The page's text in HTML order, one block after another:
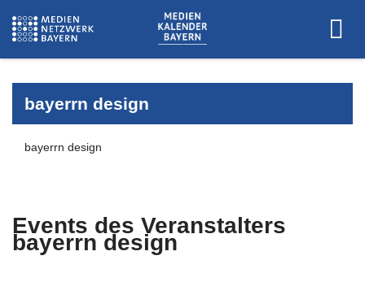
bayerrn design
bayerrn design
Events des Veranstalters
bayerrn design